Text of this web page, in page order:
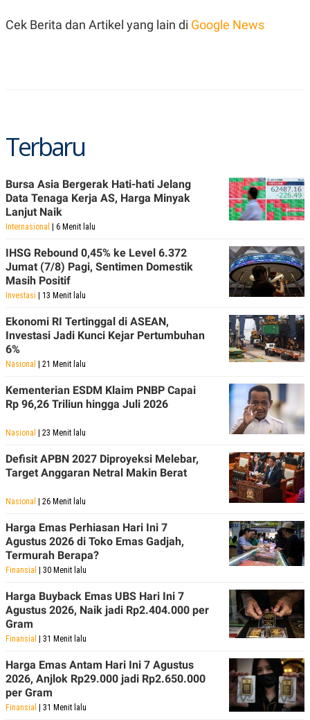
K
N
G
G
M
E
D
I
.
I
D
SITEMAP PROFILETERM
OF
PEDOMAN
SIBER
PRIVACY
Cek Berita dan Artikel yang lain di Google News
Terbaru
Bursa Asia Bergerak Hati-hati Jelang
Data Tenaga Kerja AS, Harga Minyak
Lanjut Naik
Internasional | 6 Menit lalu
IHSG Rebound 0,45% ke Level 6.372
Jumat (7/8) Pagi, Sentimen Domestik
Masih Positif
Investasi | 13 Menit lalu
Ekonomi RI Tertinggal di ASEAN,
Investasi Jadi Kunci Kejar Pertumbuhan
6%
Nasional | 21 Menit lalu
Kementerian ESDM Klaim PNBP Capai
Rp 96,26 Triliun hingga Juli 2026
Nasional | 23 Menit lalu
Defisit APBN 2027 Diproyeksi Melebar,
Target Anggaran Netral Makin Berat
Nasional | 26 Menit lalu
Harga Emas Perhiasan Hari Ini 7
Agustus 2026 di Toko Emas Gadjah,
Termurah Berapa?
Finansial | 30 Menit lalu
Harga Buyback Emas UBS Hari Ini 7
Agustus 2026, Naik jadi Rp2.404.000 per
Gram
Finansial | 31 Menit lalu
Harga Emas Antam Hari Ini 7 Agustus
2026, Anjlok Rp29.000 jadi Rp2.650.000
per Gram
Finansial | 31 Menit lalu